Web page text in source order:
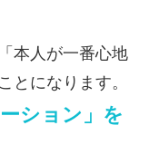
本人が一番心地
とになります。
ション」を